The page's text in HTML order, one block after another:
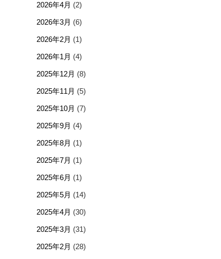
2026年4月 (2)
2026年3月 (6)
2026年2月 (1)
2026年1月 (4)
2025年12月 (8)
2025年11月 (5)
2025年10月 (7)
2025年9月 (4)
2025年8月 (1)
2025年7月 (1)
2025年6月 (1)
2025年5月 (14)
2025年4月 (30)
2025年3月 (31)
2025年2月 (28)